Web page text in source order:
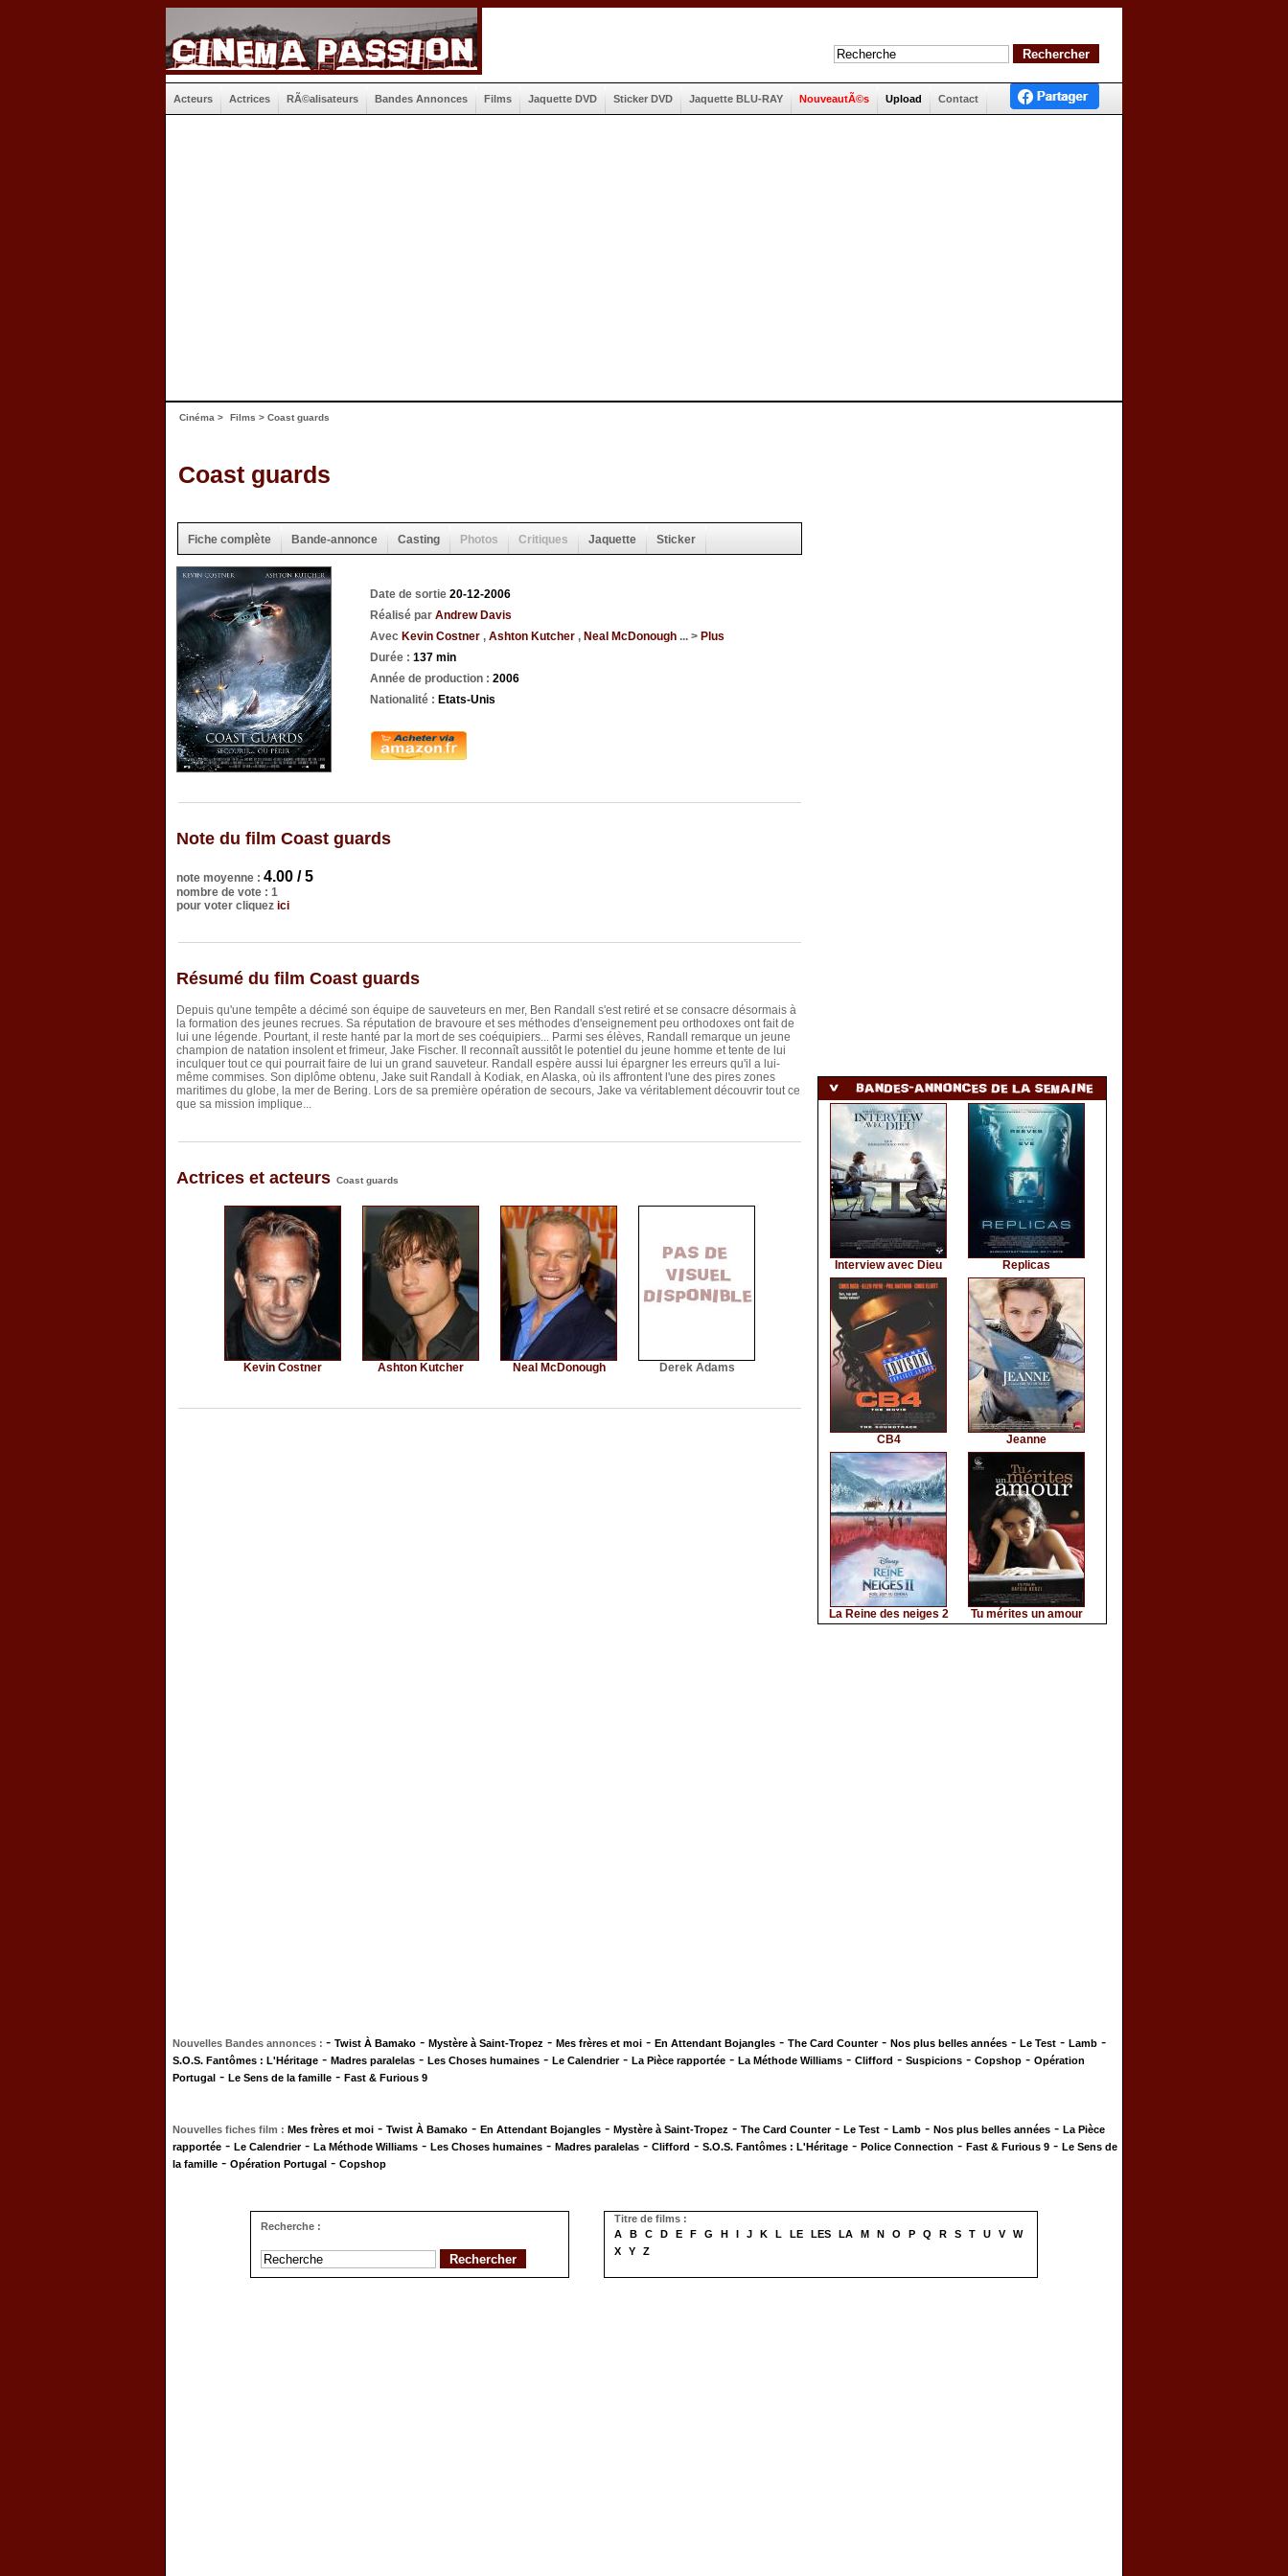
Acteurs Actrices RÃ©alisateurs Bandes Annonces Films Jaquette DVD Sticker DVD Jaquette BLU-RAY NouveautÃ©s Upload Contact
Cinéma > Films > Coast guards
Coast guards
Fiche complète Bande-annonce Casting Photos Critiques Jaquette Sticker
Date de sortie 20-12-2006
Réalisé par Andrew Davis
Avec Kevin Costner , Ashton Kutcher , Neal McDonough ... > Plus
Durée : 137 min
Année de production : 2006
Nationalité : Etats-Unis
Note du film Coast guards
note moyenne : 4.00 / 5
nombre de vote : 1
pour voter cliquez ici
Résumé du film Coast guards
Depuis qu'une tempête a décimé son équipe de sauveteurs en mer, Ben Randall s'est retiré et se consacre désormais à
la formation des jeunes recrues. Sa réputation de bravoure et ses méthodes d'enseignement peu orthodoxes ont fait de
lui une légende. Pourtant, il reste hanté par la mort de ses coéquipiers... Parmi ses élèves, Randall remarque un jeune
champion de natation insolent et frimeur, Jake Fischer. Il reconnaît aussitôt le potentiel du jeune homme et tente de lui
inculquer tout ce qui pourrait faire de lui un grand sauveteur. Randall espère aussi lui épargner les erreurs qu'il a lui-
même commises. Son diplôme obtenu, Jake suit Randall à Kodiak, en Alaska, où ils affrontent l'une des pires zones
maritimes du globe, la mer de Bering. Lors de sa première opération de secours, Jake va véritablement découvrir tout ce
que sa mission implique...
Actrices et acteurs Coast guards
Kevin Costner Ashton Kutcher Neal McDonough Derek Adams
Interview avec Dieu Replicas
CB4 Jeanne
La Reine des neiges 2 Tu mérites un amour
Nouvelles Bandes annonces : - Twist À Bamako - Mystère à Saint-Tropez - Mes frères et moi - En Attendant Bojangles - The Card Counter- Nos plus belles années - Le Test - Lamb -
S.O.S. Fantômes : L'Héritage - Madres paralelas - Les Choses humaines - Le Calendrier- La Pièce rapportée - La Méthode Williams - Clifford - Suspicions - Copshop - Opération
Portugal - Le Sens de la famille - Fast & Furious 9
Nouvelles fiches film : Mes frères et moi - Twist À Bamako - En Attendant Bojangles - Mystère à Saint-Tropez - The Card Counter- Le Test - Lamb - Nos plus belles années - La Pièce
rapportée - Le Calendrier- La Méthode Williams - Les Choses humaines - Madres paralelas - Clifford - S.O.S. Fantômes : L'Héritage - Police Connection - Fast & Furious 9 - Le Sens de
la famille - Opération Portugal - Copshop
Recherche :
Titre de films :
A
B C D E F G H I J K L LE LES LA M N O P Q R S T U V
W
X
Y Z